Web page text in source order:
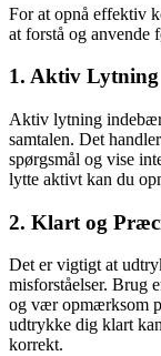
For at opnå effektiv
at forstå og anvende
1. Aktiv Lytning
Aktiv lytning
samtalen. Det
spørgsmål og vise
lytte aktivt kan du
2. Klart og
Det er vigtigt at
misforståelser. Brug
og vær opmærksom
udtrykke dig klart
korrekt.